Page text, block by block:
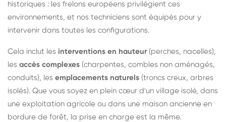
historiques : les frelons européens privilégient ces
environnements, et nos techniciens sont équipés pour y
intervenir dans toutes les configurations.
Cela inclut les interventions en hauteur (perches, nacelles),
les accès complexes (charpentes, combles non aménagés,
conduits), les emplacements naturels (troncs creux, arbres
isolés). Que vous soyez en plein cœur d'un village isolé, dans
une exploitation agricole ou dans une maison ancienne en
bordure de forêt, la prise en charge est la même.